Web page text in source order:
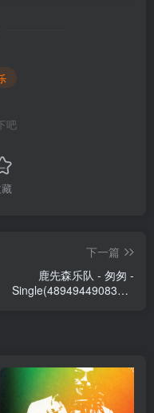
吧
下一篇
鹿先森乐队 - 匆匆 -
Single(4894944908395)